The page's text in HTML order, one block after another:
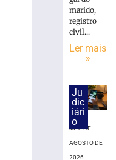
pista
atropelado
Bento
marido,
registro
civil...
Ler mais
»
Ju
dic
iári
o
8 DE
AGOSTO DE
2026